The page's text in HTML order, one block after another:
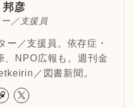
邦彦
／支援員
ー／支援員。依存症・
、NPO広報も。週刊金
／図書新聞。